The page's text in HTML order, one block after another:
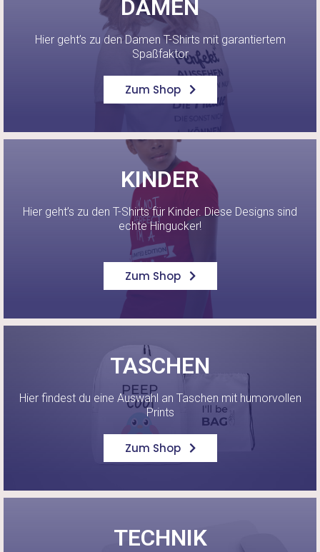
DAMEN
Hier geht’s zu den Damen T-Shirts mit garantiertem
Spaßfaktor
Zum Shop
KINDER
Hier geht’s zu den T-Shirts für Kinder. Diese Designs sind
echte Hingucker!
Zum Shop
TASCHEN
Hier findest du eine Auswahl an Taschen mit humorvollen
Prints
Zum Shop
TECHNIK